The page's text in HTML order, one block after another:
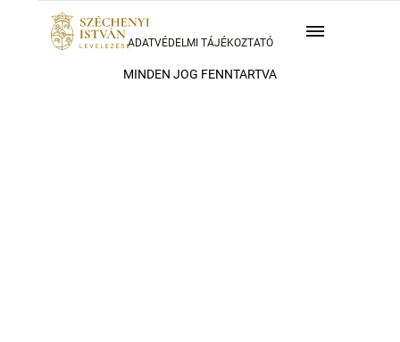
MINDEN JOG FENNTARTVA
ADATVÉDELMI TÁJÉKOZTATÓ